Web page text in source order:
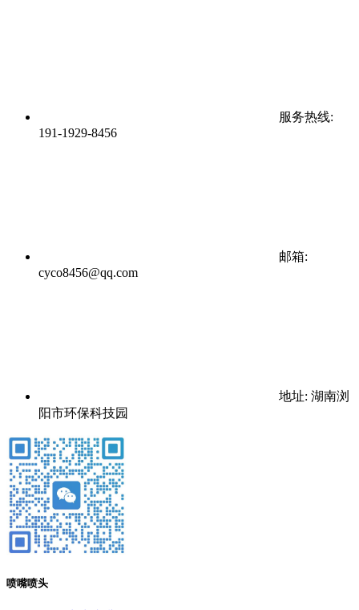
服务热线:
191-1929-8456
邮箱:
cyco8456@qq.com
地址: 湖南浏
阳市环保科技园
喷嘴喷头